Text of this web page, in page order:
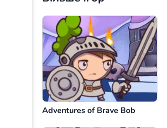
Adventures of Brave Bob